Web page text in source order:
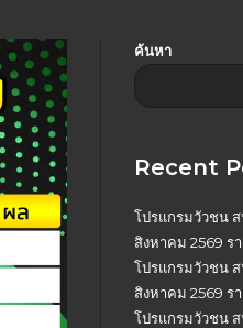
ค้นหา
Recent
โปรแกรมวัวชน
สิงหาคม 2569 ร
โปรแกรมวัวชน
สิงหาคม 2569 ร
โปรแกรมวัวชน